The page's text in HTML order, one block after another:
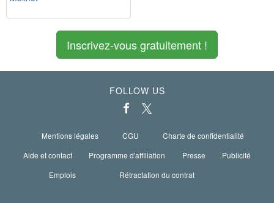
Inscrivez-vous gratuitement !
FOLLOW US
Mentions légales CGU
Charte de confidentialité
Aide et contact
Programme d'affiliation Presse
Publicité
Emplois
Rétractation du contrat